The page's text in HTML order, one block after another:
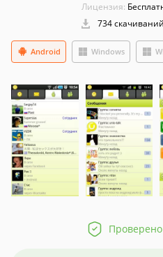
Лицензия:
734 скачиваний
Android Windows